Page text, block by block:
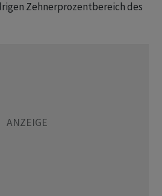
Zehnerprozentbereich des